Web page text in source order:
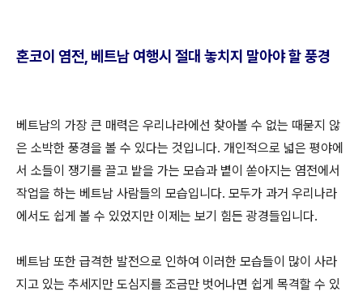
혼코이 염전, 베트남 여행시 절대 놓치지 말아야 할 풍경
베트남의 가장 큰 매력은 우리나라에선 찾아볼 수 없는 때묻지 않
은 소박한 풍경을 볼 수 있다는 것입니다. 개인적으로 넓은 평야에
서 소들이 쟁기를 끌고 밭을 가는 모습과 볕이 쏟아지는 염전에서
작업을 하는 베트남 사람들의 모습입니다. 모두가 과거 우리나라
에서도 쉽게 볼 수 있었지만 이제는 보기 힘든 광경들입니다.
베트남 또한 급격한 발전으로 인하여 이러한 모습들이 많이 사라
지고 있는 추세지만 도심지를 조금만 벗어나면 쉽게 목격할 수 있